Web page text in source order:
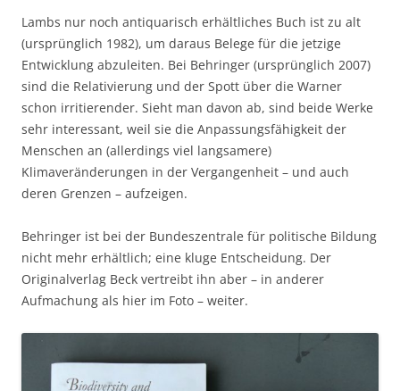
Lambs nur noch antiquarisch erhältliches Buch ist zu alt
(ursprünglich 1982), um daraus Belege für die jetzige
Entwicklung abzuleiten. Bei Behringer (ursprünglich 2007)
sind die Relativierung und der Spott über die Warner
schon irritierender. Sieht man davon ab, sind beide Werke
sehr interessant, weil sie die Anpassungsfähigkeit der
Menschen an (allerdings viel langsamere)
Klimaveränderungen in der Vergangenheit – und auch
deren Grenzen – aufzeigen.
Behringer ist bei der Bundeszentrale für politische Bildung
nicht mehr erhältlich; eine kluge Entscheidung. Der
Originalverlag Beck vertreibt ihn aber – in anderer
Aufmachung als hier im Foto – weiter.